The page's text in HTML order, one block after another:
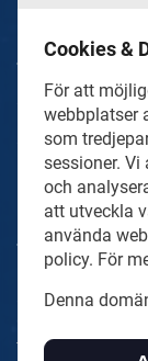
värdefulla
en hel
Cookies &
För att
webbplatser
som
sessioner.
och
att utveckla
använda
policy. För
Denna